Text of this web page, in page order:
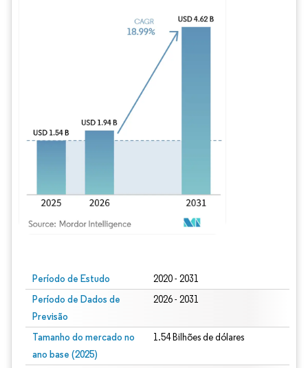
Período de Estudo 2020 - 2031
Período de Dados de
Previsão
2026 - 2031
Tamanho do mercado no
ano base (2025)
1.54 Bilhões de dólares